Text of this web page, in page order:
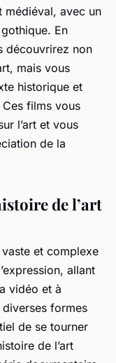
médiéval, avec un
En
découvrirez non
mais vous
historique et
films vous
l’art et vous
de la
de l’art
vaste et complexe
allant
vidéo et à
diverses formes
de se tourner
de l’art